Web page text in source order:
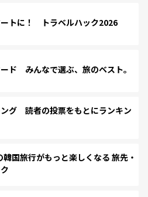
トに！ トラベルハック2026
ド みんなで選ぶ、旅のベスト。
グ 読者の投票をもとにランキン
国旅行がもっと楽しくなる 旅先・